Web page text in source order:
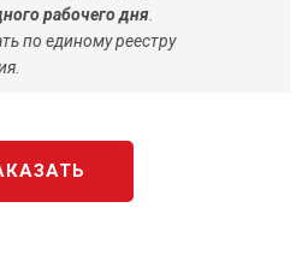
рабочего дня
по единому реестру